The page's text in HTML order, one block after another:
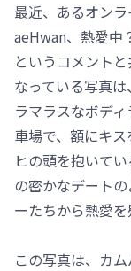
最近、あるオン
aeHwan、熱愛中
というコメント
なっている写真
ラマラスなボデ
車場で、額にキ
ヒの頭を抱いて
の密かなデート
ーたちから熱愛を
この写真は、カ